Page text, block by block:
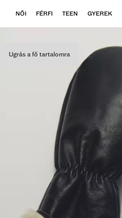
Ugrás a fő tartalomra
NŐI FÉRFI TEEN GYEREK